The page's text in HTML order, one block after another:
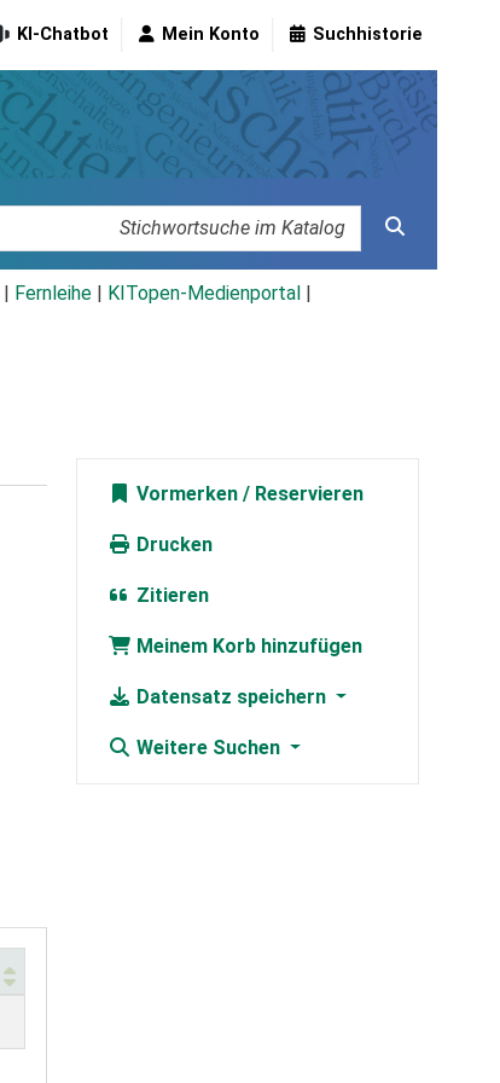
KI-Chatbot Mein Konto Suchhistorie
Fernleihe KITopen-Medienportal
Vormerken
Drucken
Zitieren
Meinem Korb hinzufügen
Datensatz speichern
Weitere Suchen